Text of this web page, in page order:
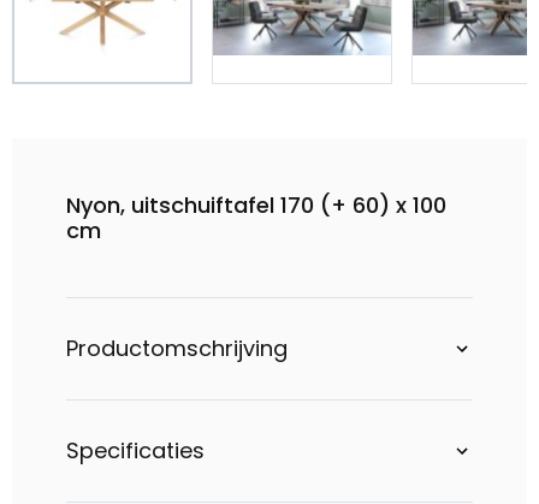
Nyon, uitschuiftafel 170 (+ 60) x 100
cm
Productomschrijving
Specificaties